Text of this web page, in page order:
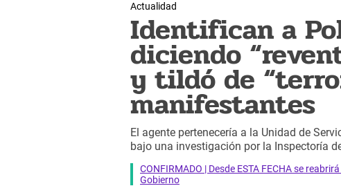
Actualidad
Identifican a
diciendo
y tildó de
manifestantes
El agente pertenecería a la Unidad de
bajo una investigación por la Inspectoría
CONFIRMADO | Desde ESTA FECHA se
Gobierno